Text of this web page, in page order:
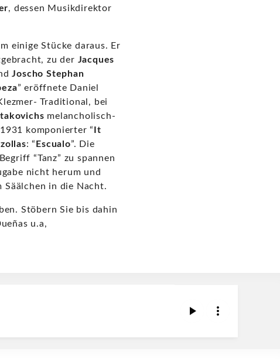
, dessen Musikdirektor
einige Stücke daraus. Er
zu der Jacques
Joscho Stephan
” eröffnete Daniel
Traditional, bei
melancholisch-
1931 komponierter “ It
: “ Escualo”. Die
“Tanz” zu spannen
nicht herum und
Säälchen in die Nacht.
Stöbern Sie bis dahin
u.a,